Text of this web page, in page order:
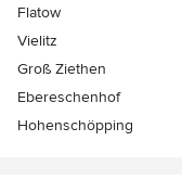
Flatow
Vielitz
Groß Ziethen
Ebereschenhof
Hohenschöpping